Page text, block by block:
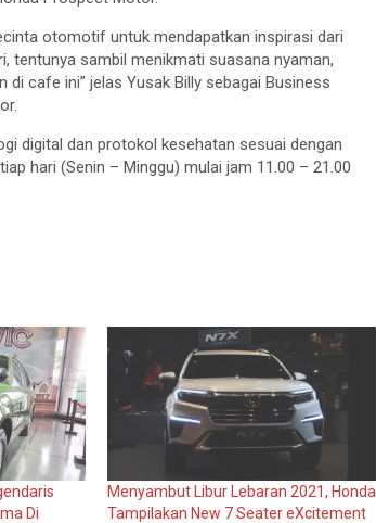
otomotif untuk mendapatkan inspirasi dari
tentunya sambil menikmati suasana nyaman,
cafe ini” jelas Yusak Billy sebagai Business
digital dan protokol kesehatan sesuai dengan
hari (Senin – Minggu) mulai jam 11.00 – 21.00
Di
Menyambut Libur Lebaran 2021, Honda
Tampilakan New 7 Seater eXcitement